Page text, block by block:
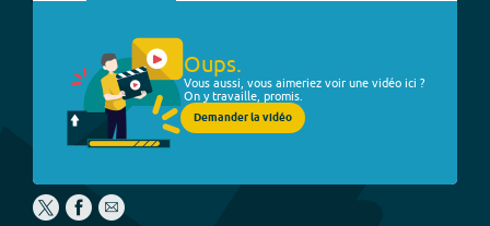
Oups.
Vous aussi, vous aimeriez voir une vidéo ici ?
On y travaille, promis.
Demander la vidéo